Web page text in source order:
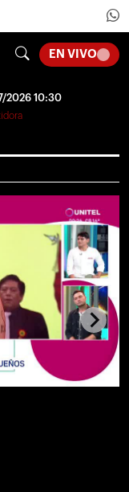
EN VIVO
2026 10:30